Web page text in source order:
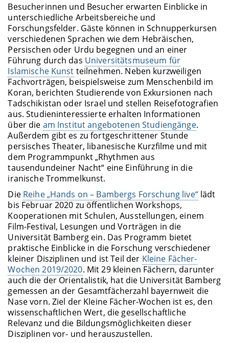
Besucherinnen und Besucher erwarten Einblicke in
unterschiedliche Arbeitsbereiche und
Forschungsfelder. Gäste können in Schnupperkursen
verschiedenen Sprachen wie dem Hebräischen,
Persischen oder Urdu begegnen und an einer
Führung durch das Universitätsmuseum für
Islamische Kunst teilnehmen. Neben kurzweiligen
Fachvorträgen, beispielsweise zum Menschenbild im
Koran, berichten Studierende von Exkursionen nach
Tadschikistan oder Israel und stellen Reisefotografien
aus. Studieninteressierte erhalten Informationen
über die am Institut angebotenen Studiengänge.
Außerdem gibt es zu fortgeschrittener Stunde
persisches Theater, libanesische Kurzfilme und mit
dem Programmpunkt „Rhythmen aus
tausendundeiner Nacht“ eine Einführung in die
iranische Trommelkunst.
Die Reihe „Hands on – Bambergs Forschung live“lädt
bis Februar 2020 zu öffentlichen Workshops,
Kooperationen mit Schulen, Ausstellungen, einem
Film-Festival, Lesungen und Vorträgen in die
Universität Bamberg ein. Das Programm bietet
praktische Einblicke in die Forschung verschiedener
kleiner Disziplinen und ist Teil der Kleine Fächer-
Wochen 2019/2020. Mit 29 kleinen Fächern, darunter
auch die der Orientalistik, hat die Universität Bamberg
gemessen an der Gesamtfächerzahl bayernweit die
Nase vorn. Ziel der Kleine Fächer-Wochen ist es, den
wissenschaftlichen Wert, die gesellschaftliche
Relevanz und die Bildungsmöglichkeiten dieser
Disziplinen vor- und herauszustellen.